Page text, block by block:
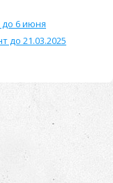
6 июня
до 21.03.2025